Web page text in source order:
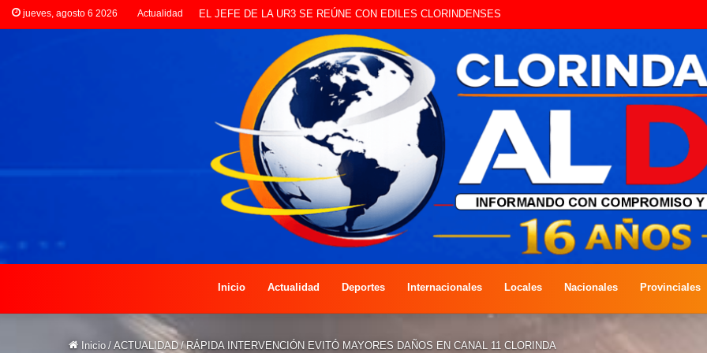
jueves, agosto 6 2026 Actualidad LANZAN INSCRIPCIONES PARA COMPETENCIA DE PESCA EN COSTAS DEL RÍO PARAGUAY
Inicio Actualidad Deportes Internacionales Locales Nacionales Provinciales
Inicio / ACTUALIDAD / RÁPIDA INTERVENCIÓN EVITÓ MAYORES DAÑOS EN CANAL 11 CLORINDA